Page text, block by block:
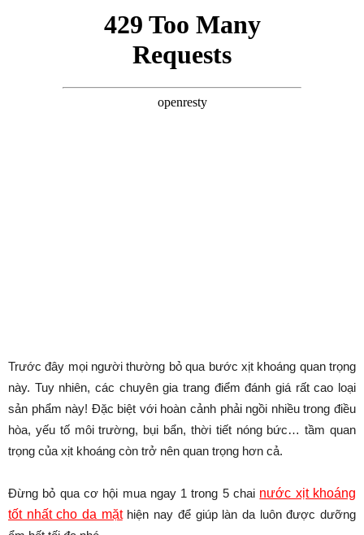
Trước đây mọi người thường bỏ qua bước xịt khoáng quan trọng
này. Tuy nhiên, các chuyên gia trang điểm đánh giá rất cao loại
sản phẩm này! Đặc biệt với hoàn cảnh phải ngồi nhiều trong điều
hòa, yếu tố môi trường, bụi bẩn, thời tiết nóng bức… tầm quan
trọng của xịt khoáng còn trở nên quan trọng hơn cả.
Đừng bỏ qua cơ hội mua ngay 1 trong 5 chai nước xịt khoáng
tốt nhất cho da mặthiện nay để giúp làn da luôn được dưỡng